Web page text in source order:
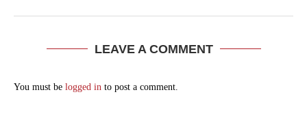
LEAVE A COMMENT
You must be logged in to post a comment.